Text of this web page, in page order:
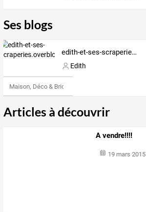
Ses blogs
edith-et-ses-scraperies.overblog.com
Edith
Maison, Déco & Bricolage
Articles à découvrir
A vendre!!!!
19 mars 2015